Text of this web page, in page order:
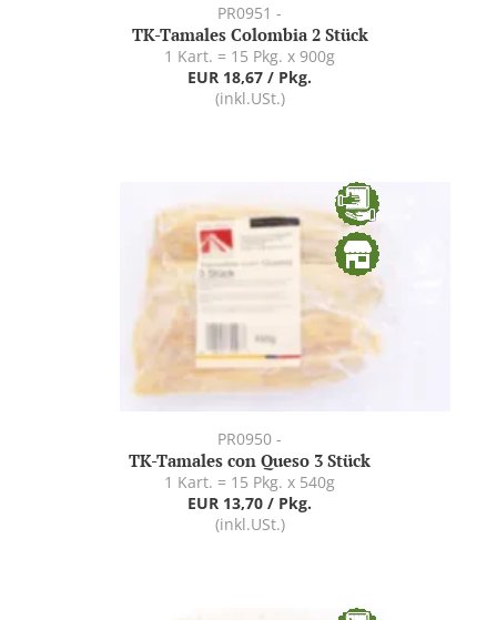
PR0951 -
TK-Tamales Colombia 2 Stück
1 Kart. = 15 Pkg. x 900g
EUR 18,67 / Pkg.
(inkl.USt.)
PR0950 -
TK-Tamales con Queso 3 Stück
1 Kart. = 15 Pkg. x 540g
EUR 13,70 / Pkg.
(inkl.USt.)